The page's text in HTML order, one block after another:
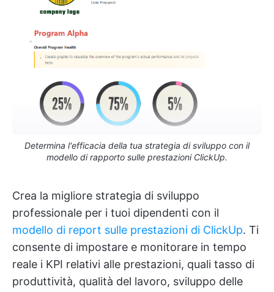
Determina l'efficacia della tua strategia di sviluppo con il
modello di rapporto sulle prestazioni ClickUp.
Crea la migliore strategia di sviluppo
professionale per i tuoi dipendenti con il
modello di report sulle prestazioni di ClickUp. Ti
consente di impostare e monitorare in tempo
reale i KPI relativi alle prestazioni, quali tasso di
produttività, qualità del lavoro, sviluppo delle